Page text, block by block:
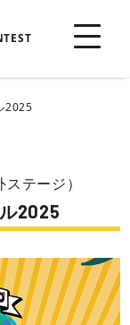
2025
テージ）
2025